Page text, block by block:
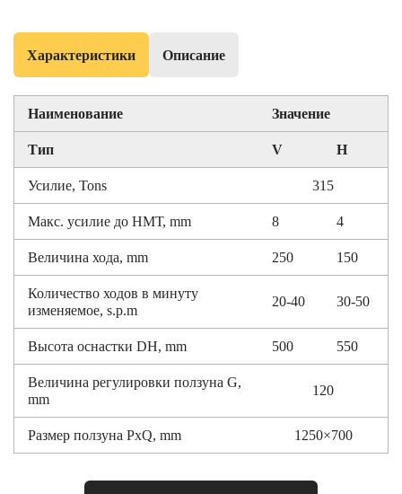
Характеристики Описание
Наименование Значение
Тип V H
Усилие, Tons 315
Макс. усилие до НМТ, mm 8 4
Величина хода, mm 250 150
Количество ходов в минуту
изменяемое, s.p.m
20-40 30-50
Высота оснастки DH, mm 500 550
Величина регулировки ползуна G,
mm
120
Размер ползуна PxQ, mm 1250×700
1500×840